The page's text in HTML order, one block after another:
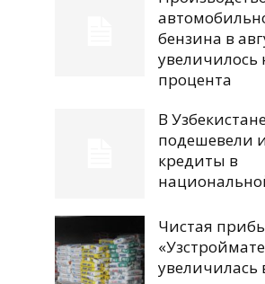
бензина в
увеличилось
процента
В
подешевели
кредиты в
Чистая
увеличилась